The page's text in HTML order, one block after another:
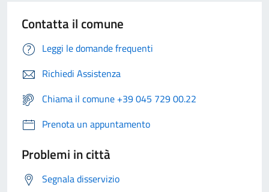
Contatta il comune
Leggi le domande frequenti
Richiedi Assistenza
Chiama il comune +39 045 729 00.22
Prenota un appuntamento
Problemi in città
Segnala disservizio